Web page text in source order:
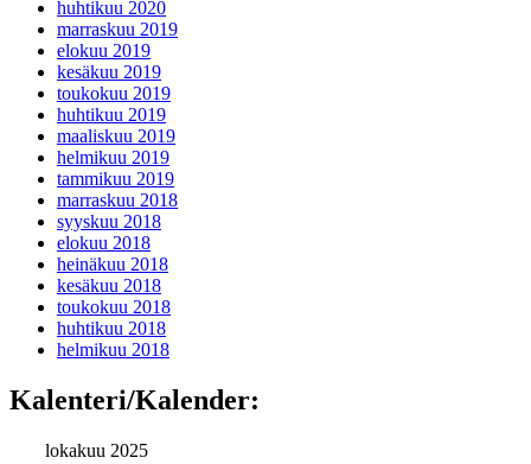
huhtikuu 2020
marraskuu 2019
elokuu 2019
kesäkuu 2019
toukokuu 2019
huhtikuu 2019
maaliskuu 2019
helmikuu 2019
tammikuu 2019
marraskuu 2018
syyskuu 2018
elokuu 2018
heinäkuu 2018
kesäkuu 2018
toukokuu 2018
huhtikuu 2018
helmikuu 2018
Kalenteri/Kalender:
lokakuu 2025